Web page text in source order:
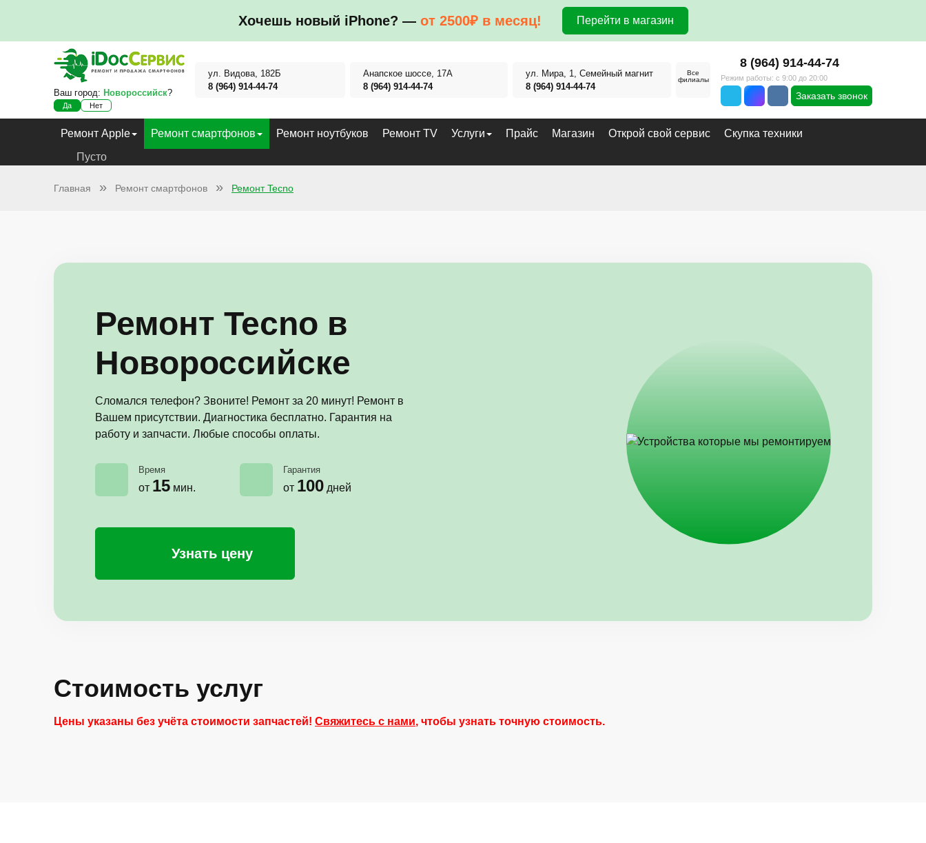
Хочешь новый iPhone? — от 2500₽ в месяц! Перейти в магазин
Ваш город: Новороссийск?
Да Нет
ул. Видова, 182Б
8 (964) 914-44-74
Анапское шоссе, 17А
8 (964) 914-44-74
ул. Мира, 1, Семейный магнит
8 (964) 914-44-74
Все
филиалы
8 (964) 914-44-74
Режим работы: с 9:00 до 20:00
Заказать звонок
Ремонт Apple Ремонт смартфонов Ремонт ноутбуков Ремонт TV Услуги Прайс Магазин Открой свой сервис
Скупка техники
Пусто
Главная Ремонт смартфонов Ремонт Tecno
Ремонт Tecno в
Новороссийске
Сломался телефон? Звоните! Ремонт за 20 минут! Ремонт в
Вашем присутствии. Диагностика бесплатно. Гарантия на
работу и запчасти. Любые способы оплаты.
Время
от 15 мин.
Гарантия
от 100 дней
Узнать цену
Стоимость услуг
Цены указаны без учёта стоимости запчастей! Свяжитесь с нами, чтобы узнать точную стоимость.